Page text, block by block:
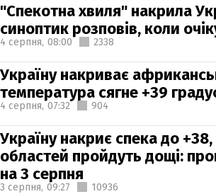
"Спекотна хвиля" накрила
синоптик розповів, коли
4 серпня, 08:00 2338
Україну накриває
температура сягне +39
4 серпня, 07:32 904
Україну накриє спека до +38,
областей пройдуть дощі:
на 3 серпня
3 серпня, 09:27 10936